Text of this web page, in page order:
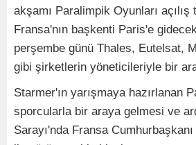
akşamı Paralimpik Oyunları açılış
Fransa'nın başkenti Paris'e
perşembe günü Thales, Eutelsat,
gibi şirketlerin yöneticileriyle bir
Starmer'ın yarışmaya hazırlanan
sporcularla bir araya gelmesi ve
Sarayı'nda Fransa